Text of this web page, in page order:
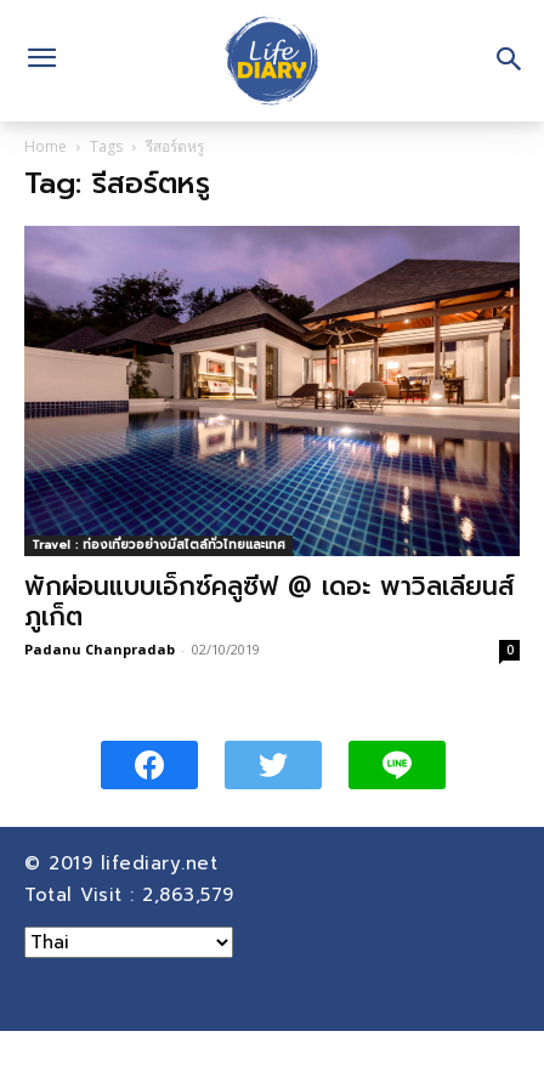
Home Tags รีสอร์ตหรู
Tag: รีสอร์ตหรู
Travel : ท่องเที่ยวอย่างมีสไตล์ทั่วไทยและเทศ
พักผ่อนแบบเอ็กซ์คลูซีฟ @ เดอะ พาวิลเลียนส์
ภูเก็ต
Padanu Chanpradab - 02/10/2019 0
© 2019 lifediary.net
Total Visit : 2,863,579